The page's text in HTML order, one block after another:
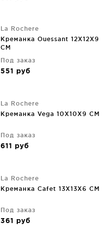
La Rochere
Креманка Ouessant 12X12X9
CM
Под заказ
551 руб
La Rochere
Креманка Vega 10X10X9 CM
Под заказ
611 руб
La Rochere
Креманка Cafet 13X13X6 CM
Под заказ
361 руб